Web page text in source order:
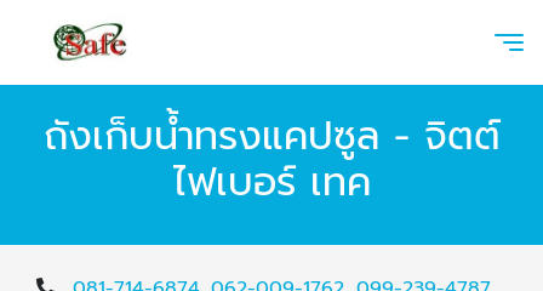
ถังเก็บน้ำทรงแคปซูล - จิตต์
ไฟเบอร์ เทค